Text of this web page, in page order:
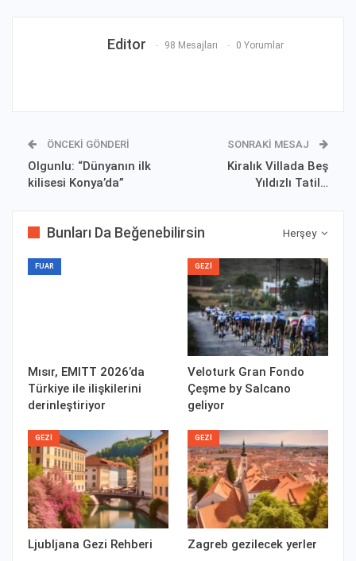
Editor 98 Mesajları 0 Yorumlar
ÖNCEKI GÖNDERI
Olgunlu: “Dünyanın ilk
kilisesi Konya’da”
SONRAKI MESAJ
Kiralık Villada Beş
Yıldızlı Tatil…
Herşey
Bunları Da Beğenebilirsin
FUAR
Mısır, EMITT 2026’da
Türkiye ile ilişkilerini
derinleştiriyor
GEZI
Veloturk Gran Fondo
Çeşme by Salcano
geliyor
GEZI
Ljubljana Gezi Rehberi
GEZI
Zagreb gezilecek yerler